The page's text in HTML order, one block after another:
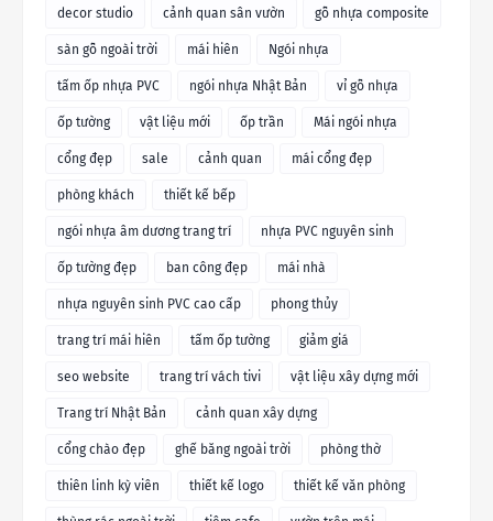
decor studio cảnh quan sân vườn gỗ nhựa composite
sàn gỗ ngoài trời mái hiên Ngói nhựa
tấm ốp nhựa PVC ngói nhựa Nhật Bản vỉ gỗ nhựa
ốp tường vật liệu mới ốp trần Mái ngói nhựa
cổng đẹp sale cảnh quan mái cổng đẹp
phòng khách thiết kế bếp
ngói nhựa âm dương trang trí nhựa PVC nguyên sinh
ốp tường đẹp ban công đẹp mái nhà
nhựa nguyên sinh PVC cao cấp phong thủy
trang trí mái hiên tấm ốp tường giảm giá
seo website trang trí vách tivi vật liệu xây dựng mới
Trang trí Nhật Bản cảnh quan xây dựng
cổng chào đẹp ghế băng ngoài trời phòng thờ
thiên linh kỳ viên thiết kế logo thiết kế văn phòng